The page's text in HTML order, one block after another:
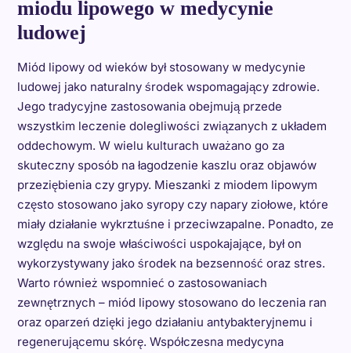
miodu lipowego w medycynie
ludowej
Miód lipowy od wieków był stosowany w medycynie
ludowej jako naturalny środek wspomagający zdrowie.
Jego tradycyjne zastosowania obejmują przede
wszystkim leczenie dolegliwości związanych z układem
oddechowym. W wielu kulturach uważano go za
skuteczny sposób na łagodzenie kaszlu oraz objawów
przeziębienia czy grypy. Mieszanki z miodem lipowym
często stosowano jako syropy czy napary ziołowe, które
miały działanie wykrztuśne i przeciwzapalne. Ponadto, ze
względu na swoje właściwości uspokajające, był on
wykorzystywany jako środek na bezsenność oraz stres.
Warto również wspomnieć o zastosowaniach
zewnętrznych – miód lipowy stosowano do leczenia ran
oraz oparzeń dzięki jego działaniu antybakteryjnemu i
regenerującemu skórę. Współczesna medycyna